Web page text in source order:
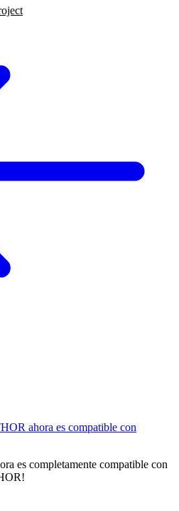
ahora es compatible con
es completamente compatible con